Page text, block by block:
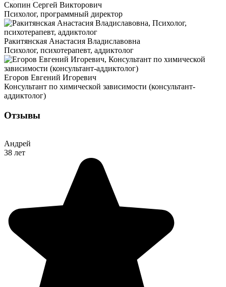
Скопин Сергей Викторович
Психолог, программный директор
Ракитянская Анастасия Владиславовна
Психолог, психотерапевт, аддиктолог
Егоров Евгений Игоревич
Консультант по химической зависимости (консультант-
аддиктолог)
Отзывы
Андрей
38 лет